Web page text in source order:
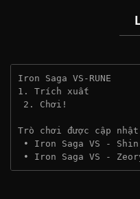
Iron Saga VS-RUNE
1. Trích xuất
2. Chơi!
Trò chơi được cập
• Iron Saga VS - Shin
• Iron Saga VS -